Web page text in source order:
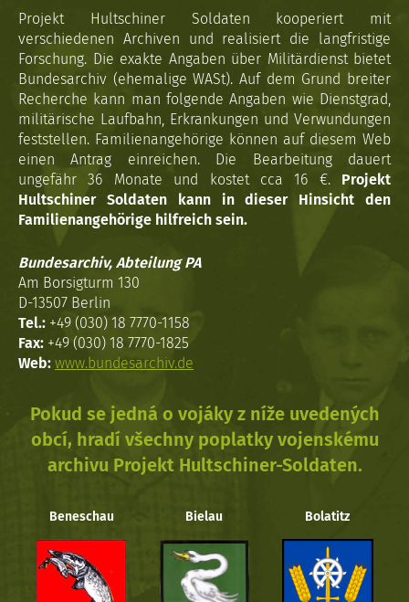
Projekt Hultschiner Soldaten kooperiert mit
verschiedenen Archiven und realisiert die langfristige
Forschung. Die exakte Angaben über Militärdienst bietet
Bundesarchiv (ehemalige WASt). Auf dem Grund breiter
Recherche kann man folgende Angaben wie Dienstgrad,
militärische Laufbahn, Erkrankungen und Verwundungen
feststellen. Familienangehörige können auf diesem Web
einen Antrag einreichen. Die Bearbeitung dauert
ungefähr 36 Monate und kostet cca 16 €. Projekt
Hultschiner Soldaten kann in dieser Hinsicht den
Familienangehörige hilfreich sein.
Bundesarchiv, Abteilung PA
Am Borsigturm 130
D-13507 Berlin
Tel.: +49 (030) 18 7770-1158
Fax: +49 (030) 18 7770-1825
Web: www.bundesarchiv.de
Pokud se jedná o vojáky z níže uvedených
obcí, hradí všechny poplatky vojenskému
archivu Projekt Hultschiner-Soldaten.
Beneschau Bielau Bolatitz